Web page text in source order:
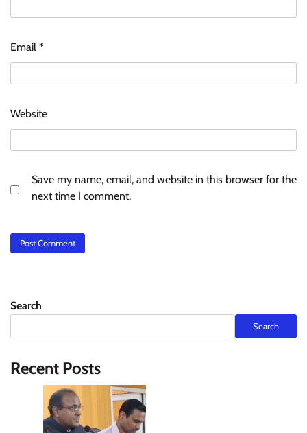
Email *
Website
Save my name, email, and website in this browser for the
next time I comment.
Search
Search
Recent Posts